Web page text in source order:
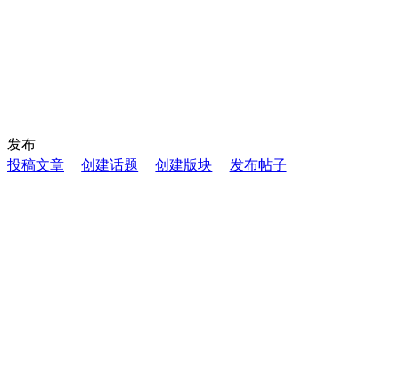
发布
投稿文章
创建话题 创建版块 发布帖子